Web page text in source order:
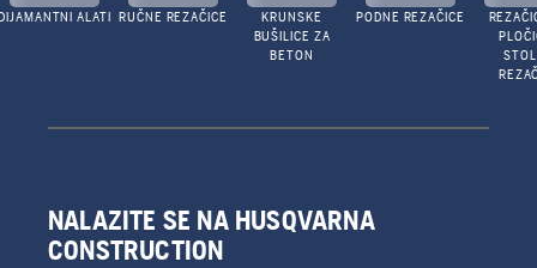
ALATI RUČNE REZAČICE
KRUNSKE
BUŠILICE ZA
BETON
PODNE REZAČICE
NALAZITE SE NA HUSQVARNA
CONSTRUCTION